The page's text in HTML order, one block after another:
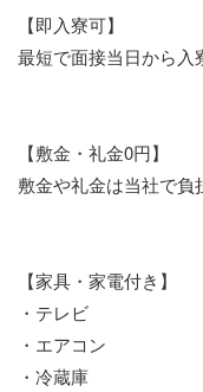
【即入寮可】
最短で面接当日から入
【敷金・礼金0円】
敷金や礼金は当社で負
【家具・家電付き】
・テレビ
・エアコン
・冷蔵庫